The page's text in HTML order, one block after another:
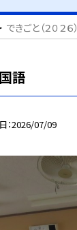
できごと（２０２６）
語
2026/07/09